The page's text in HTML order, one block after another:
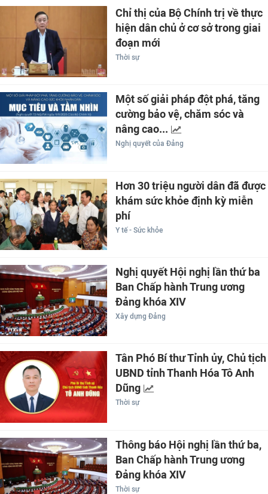
Chỉ thị của Bộ Chính trị về thực
hiện dân chủ ở cơ sở trong giai
đoạn mới
Thời sự
Một số giải pháp đột phá, tăng
cường bảo vệ, chăm sóc và
nâng cao...
Nghị quyết của Đảng
Hơn 30 triệu người dân đã được
khám sức khỏe định kỳ miễn
phí
Y tế - Sức khỏe
Nghị quyết Hội nghị lần thứ ba
Ban Chấp hành Trung ương
Đảng khóa XIV
Xây dựng Đảng
Tân Phó Bí thư Tỉnh ủy, Chủ tịch
UBND tỉnh Thanh Hóa Tô Anh
Dũng
Thời sự
Thông báo Hội nghị lần thứ ba,
Ban Chấp hành Trung ương
Đảng khóa XIV
Thời sự